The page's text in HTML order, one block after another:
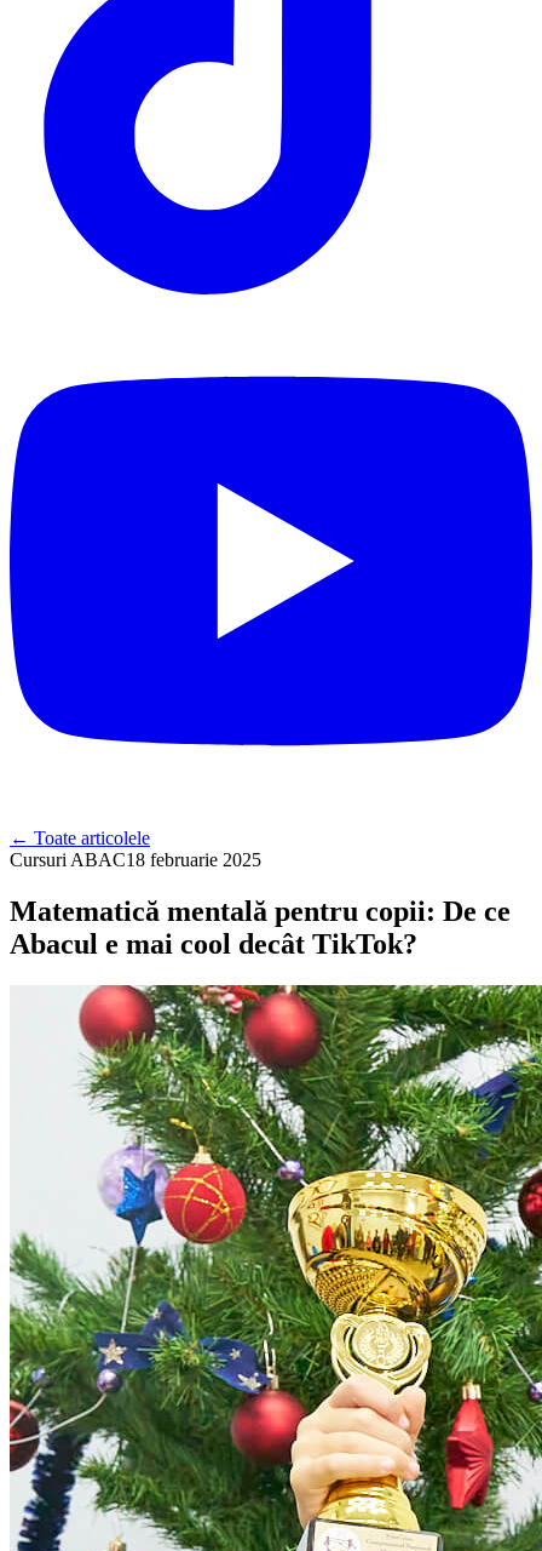
← Toate articolele
Cursuri ABAC18 februarie 2025
Matematică mentală pentru copii: De ce
Abacul e mai cool decât TikTok?